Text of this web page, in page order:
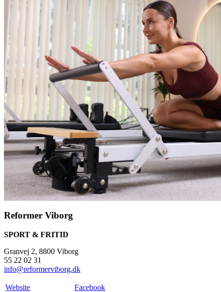
Reformer Viborg
SPORT & FRITID
Granvej 2, 8800 Viborg
55 22 02 31
info@reformerviborg.dk
Website Facebook